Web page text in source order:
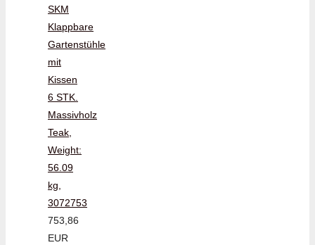
SKM
Klappbare
Gartenstühle
mit
Kissen
6 STK.
Massivholz
Teak,
Weight:
56.09
kg,
3072753
753,86
EUR